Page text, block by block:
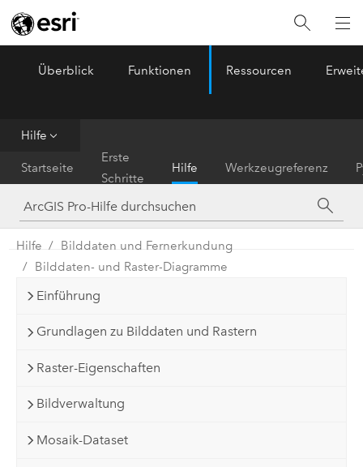
ArcGIS Pro
Überblick Funktionen Ressourcen
Hilfe
Startseite
Erste
Schritte
Hilfe Werkzeugreferenz
Hilfe
Bilddaten und Fernerkundung
Bilddaten- und Raster-Diagramme
Einführung
Grundlagen zu Bilddaten und Rastern
Raster-Eigenschaften
Bildverwaltung
Mosaik-Dataset